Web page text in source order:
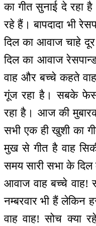
का गीत सुनाई दे रहा
रहे हैं। बापदादा भी
दिल का आवाज चाहे
दिल का आवाज
वाह और बच्चे कहते वाह
गूंज रहा है। सबके
रहा है। आज की
सभी एक ही खुशी का
मुख से गीत है वाह
समय सारी सभा के दिल
आवाज वाह बच्चे वाह!
नम्बरवार भी हैं
वाह वाह! सोच क्या